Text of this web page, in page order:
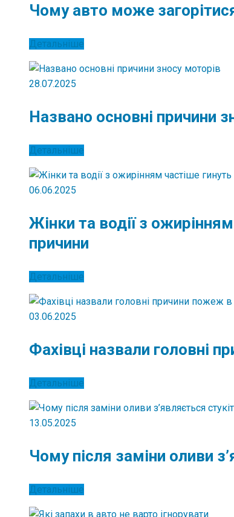
Чому авто може
Детальніше
28.07.2025
Названо основні причини
Детальніше
06.06.2025
Жінки та водії з
причини
Детальніше
03.06.2025
Фахівці назвали головні
Детальніше
13.05.2025
Чому після заміни оливи
Детальніше